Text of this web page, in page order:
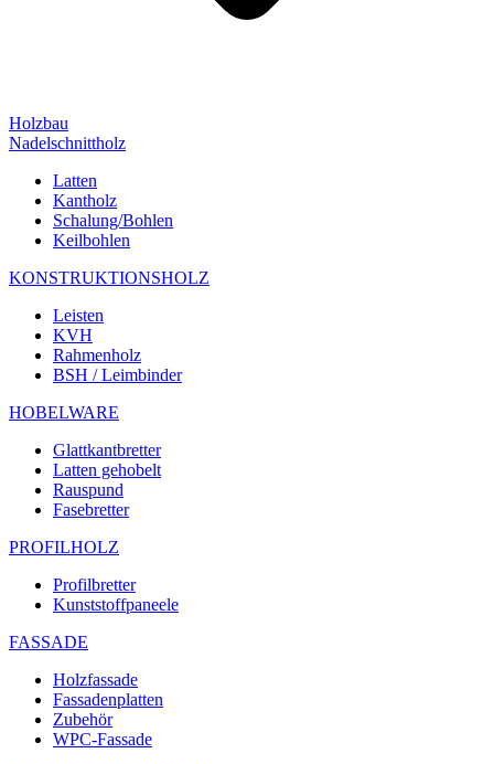
Holzbau
Nadelschnittholz
Latten
Kantholz
Schalung/Bohlen
Keilbohlen
KONSTRUKTIONSHOLZ
Leisten
KVH
Rahmenholz
BSH / Leimbinder
HOBELWARE
Glattkantbretter
Latten gehobelt
Rauspund
Fasebretter
PROFILHOLZ
Profilbretter
Kunststoffpaneele
FASSADE
Holzfassade
Fassadenplatten
Zubehör
WPC-Fassade